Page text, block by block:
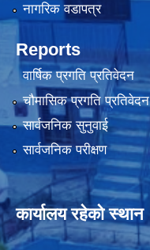
नागरिक वडापत्र
Reports
वार्षिक प्रगति प्रतिवेदन
चौमासिक प्रगति प्रतिवेदन
सार्वजनिक सुनुवाई
सार्वजनिक परीक्षण
कार्यालय रहेको स्थान